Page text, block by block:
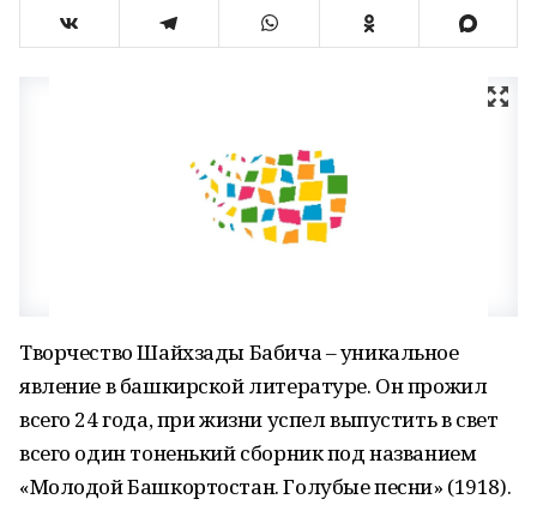
Творчество Шайхзады Бабича – уникальное
явление в башкирской литературе. Он прожил
всего 24 года, при жизни успел выпустить в свет
всего один тоненький сборник под названием
«Молодой Башкортостан. Голубые песни» (1918).